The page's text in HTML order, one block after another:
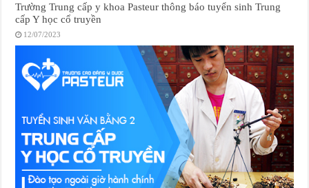
Trường Trung cấp y khoa Pasteur thông báo tuyển sinh Trung
cấp Y học cổ truyền
12/07/2023